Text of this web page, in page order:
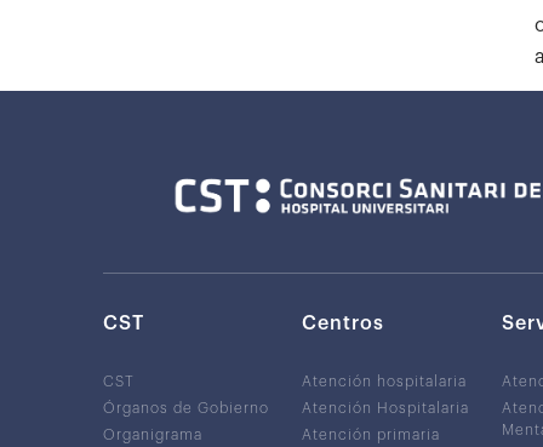
CST
CST
Órganos de Gobierno
Organigrama
Centros
Atención hospitalaria
Atención Hospitalaria
Atención primaria